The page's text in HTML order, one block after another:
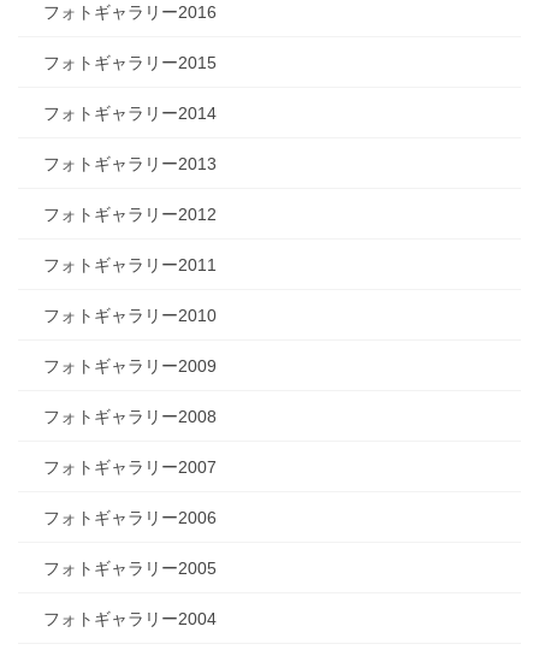
フォトギャラリー2016
フォトギャラリー2015
フォトギャラリー2014
フォトギャラリー2013
フォトギャラリー2012
フォトギャラリー2011
フォトギャラリー2010
フォトギャラリー2009
フォトギャラリー2008
フォトギャラリー2007
フォトギャラリー2006
フォトギャラリー2005
フォトギャラリー2004